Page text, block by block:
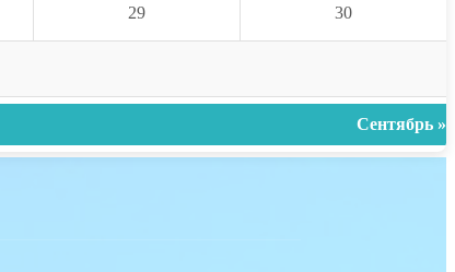
29 30
Сентябрь »